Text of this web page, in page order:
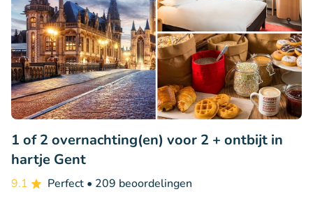
1 of 2 overnachting(en) voor 2 + ontbijt in
hartje Gent
9.1 Perfect • 209 beoordelingen